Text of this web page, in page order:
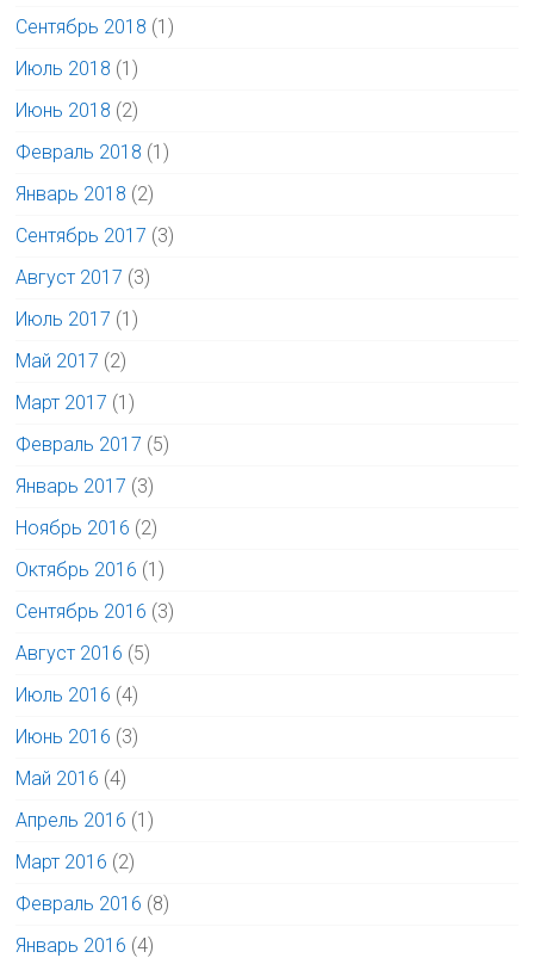
Сентябрь 2018 (1)
Июль 2018 (1)
Июнь 2018 (2)
Февраль 2018 (1)
Январь 2018 (2)
Сентябрь 2017 (3)
Август 2017 (3)
Июль 2017 (1)
Май 2017 (2)
Март 2017 (1)
Февраль 2017 (5)
Январь 2017 (3)
Ноябрь 2016 (2)
Октябрь 2016 (1)
Сентябрь 2016 (3)
Август 2016 (5)
Июль 2016 (4)
Июнь 2016 (3)
Май 2016 (4)
Апрель 2016 (1)
Март 2016 (2)
Февраль 2016 (8)
Январь 2016 (4)